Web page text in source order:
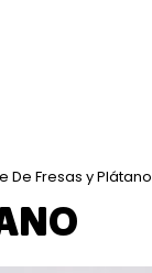
De Fresas y Plátano